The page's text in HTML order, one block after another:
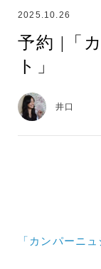
2025.10.26
予約 |「
ト」
井口
「カンパーニ